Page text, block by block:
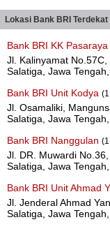
Lokasi Bank BRI Terdekat
Bank BRI KK
Jl. Kalinyamat
Salatiga, Jawa
Bank BRI Unit Kodya
Jl. Osamaliki,
Salatiga, Jawa
Bank BRI Nanggulan
Jl. DR. Muwardi
Salatiga, Jawa
Bank BRI Unit Ahmad
Jl. Jenderal Ahmad
Salatiga, Jawa